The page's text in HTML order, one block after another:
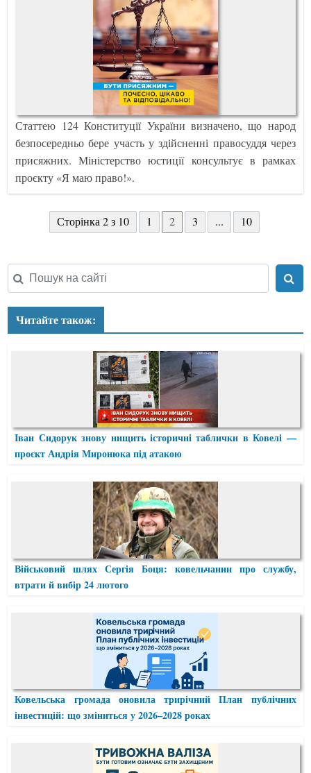
Статтею 124 Конституції України визначено, що народ
безпосередньо бере участь у здійсненні правосуддя через
присяжних. Міністерство юстиції консультує в рамках
проєкту «Я маю право!».
Сторінка 2 з 10 1 2 3 ... 10
Читайте також:
Іван Сидорук знову нищить історичні таблички в Ковелі —
проєкт Андрія Миронюка під атакою
Військовий шлях Сергія Боця: ковельчанин про службу,
втрати й вибір 24 лютого
Ковельська громада оновила трирічний План публічних
інвестицій: що зміниться у 2026–2028 роках